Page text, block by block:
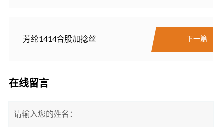
芳纶1414合股加捻丝 下一篇
在线留言